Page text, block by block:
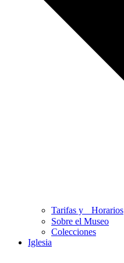
Tarifas y Horarios
Sobre el Museo
Colecciones
Iglesia